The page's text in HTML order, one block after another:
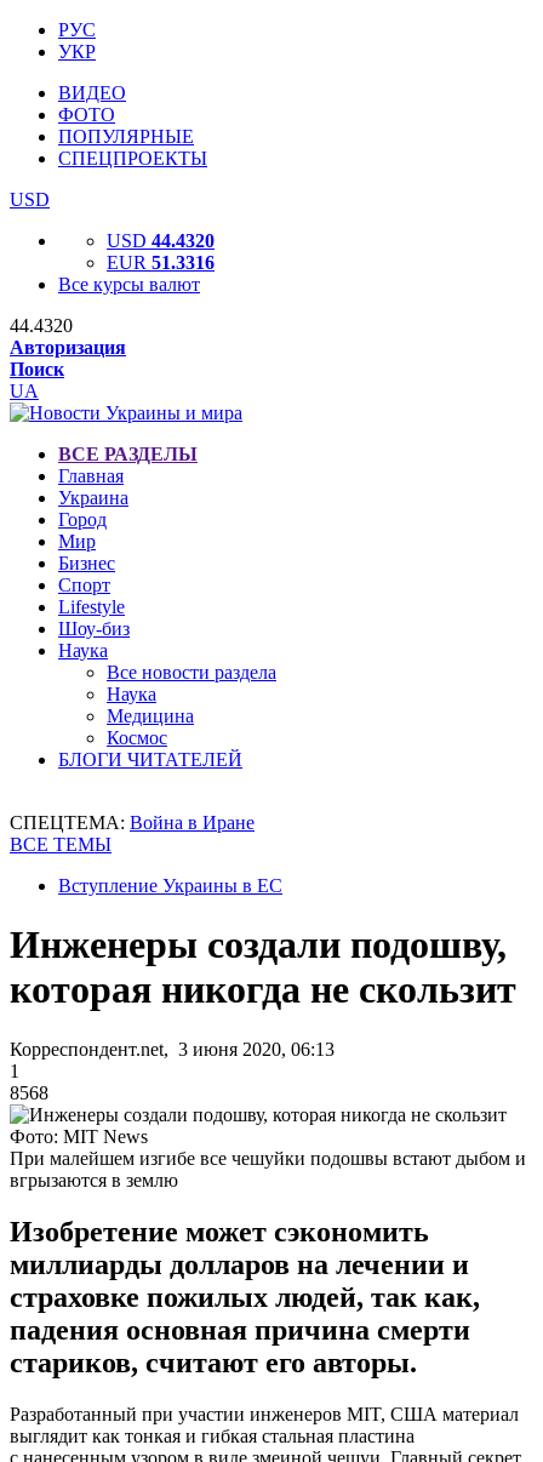
РУС
УКР
ВИДЕО
ФОТО
ПОПУЛЯРНЫЕ
СПЕЦПРОЕКТЫ
USD
USD 44.4320
EUR 51.3316
Все курсы валют
44.4320
Авторизация
Поиск
UA
ВСЕ РАЗДЕЛЫ
Главная
Украина
Город
Мир
Бизнес
Спорт
Lifestyle
Шоу-биз
Наука
Все новости раздела
Наука
Медицина
Космос
БЛОГИ ЧИТАТЕЛЕЙ
СПЕЦТЕМА: Война в Иране
ВСЕ ТЕМЫ
Вступление Украины в ЕС
Инженеры создали подошву,
которая никогда не скользит
Корреспондент.net, 3 июня 2020, 06:13
1
8568
Фото: MIT News
При малейшем изгибе все чешуйки подошвы встают дыбом и
вгрызаются в землю
Изобретение может сэкономить
миллиарды долларов на лечении и
страховке пожилых людей, так как,
падения основная причина смерти
стариков, считают его авторы.
Разработанный при участии инженеров MIT, США материал
выглядит как тонкая и гибкая стальная пластина
с нанесенным узором в виде змеиной чешуи. Главный секрет